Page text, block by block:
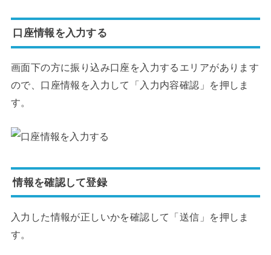
口座情報を入力する
画面下の方に振り込み口座を入力するエリアがあります
ので、口座情報を入力して「入力内容確認」を押しま
す。
情報を確認して登録
入力した情報が正しいかを確認して「送信」を押しま
す。